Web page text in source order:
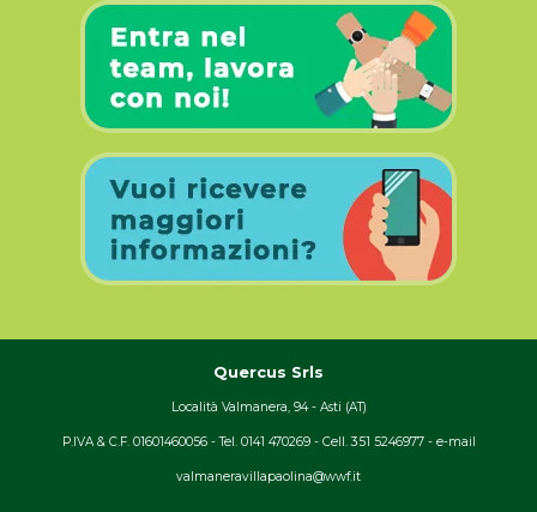
Quercus Srls
Località Valmanera, 94 - Asti (AT)
P.IVA & C.F. 01601460056 - Tel. 0141 470269 - Cell. 351 5246977 - e-mail
valmaneravillapaolina@wwf.it